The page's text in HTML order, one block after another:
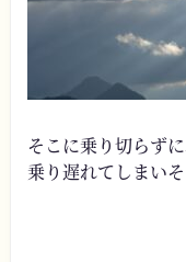
そこに乗り切らず
乗り遅れてしまい